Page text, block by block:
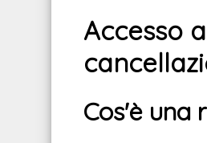
Accesso
Cos'è una